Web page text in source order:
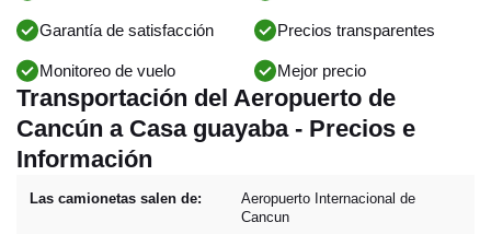
Garantía de satisfacción Precios transparentes
Monitoreo de vuelo Mejor precio
Transportación del Aeropuerto de
Cancún a Casa guayaba - Precios e
Información
Las camionetas salen de:
Aeropuerto Internacional de
Cancun